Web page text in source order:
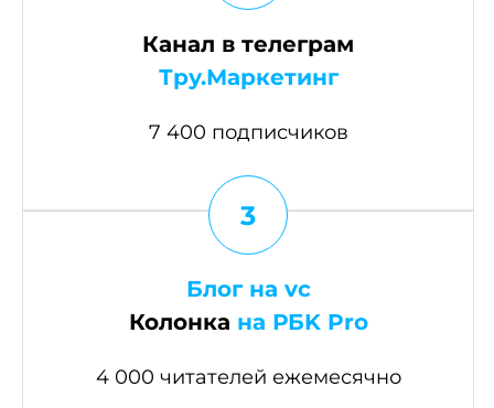
Канал в телеграм
Тру.Маркетинг
7 400 подписчиков
3
Блог на vc
Колонка на РБK Pro
4 000 читателей ежемесячно